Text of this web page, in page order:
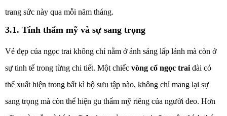
trang sức này qua mỗi năm tháng.
3.1. Tính thẩm mỹ và sự sang trọng
Vẻ đẹp của ngọc trai không chỉ nằm ở ánh sáng lấp lánh mà còn ở
sự tinh tế trong từng chi tiết. Một chiếc vòng cổ ngọc trai dài có
thể xuất hiện trong bất kì bộ sưu tập nào, không chỉ mang lại sự
sang trọng mà còn thể hiện gu thẩm mỹ riêng của người đeo. Hơn